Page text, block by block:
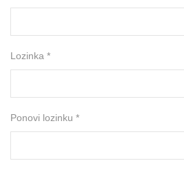
Lozinka *
Ponovi lozinku *